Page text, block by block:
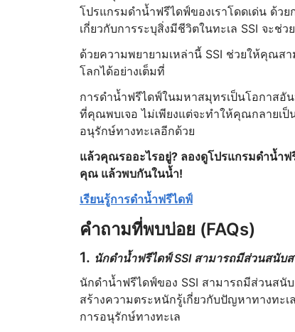
โปรแกรมดำน้ำฟรีไดฟ์ของเราโดดเด่น ด้ว
เกี่ยวกับการระบุสิ่งมีชีวิตในทะเล SSI จะ
ด้วยความพยายามเหล่านี้ SSI ช่วยให้คุณส
โลกได้อย่างเต็มที่
การดำน้ำฟรีไดฟ์ในมหาสมุทรเป็นโอกาสอั
ที่คุณพบเจอ ไม่เพียงแต่จะทำให้คุณกลายเ
อนุรักษ์ทางทะเลอีกด้วย
แล้วคุณรออะไรอยู่? ลองดูโปรแกรมดำน้ำฟ
คุณ แล้วพบกันในน้ำ!
เรียนรู้การดำน้ำฟรีไดฟ์
คำถามที่พบบ่อย (FAQs)
1. นักดำน้ำฟรีไดฟ์ SSI สามารถมีส่วนสนับ
นักดำน้ำฟรีไดฟ์ของ SSI สามารถมีส่วนสนั
สร้างความตระหนักรู้เกี่ยวกับปัญหาทางทะ
การอนุรักษ์ทางทะเล